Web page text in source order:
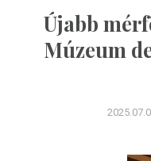
Újabb
Múzeum